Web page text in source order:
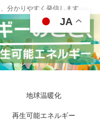
分かりやすく発信します
地球温暖化
再生可能エネルギー
JA